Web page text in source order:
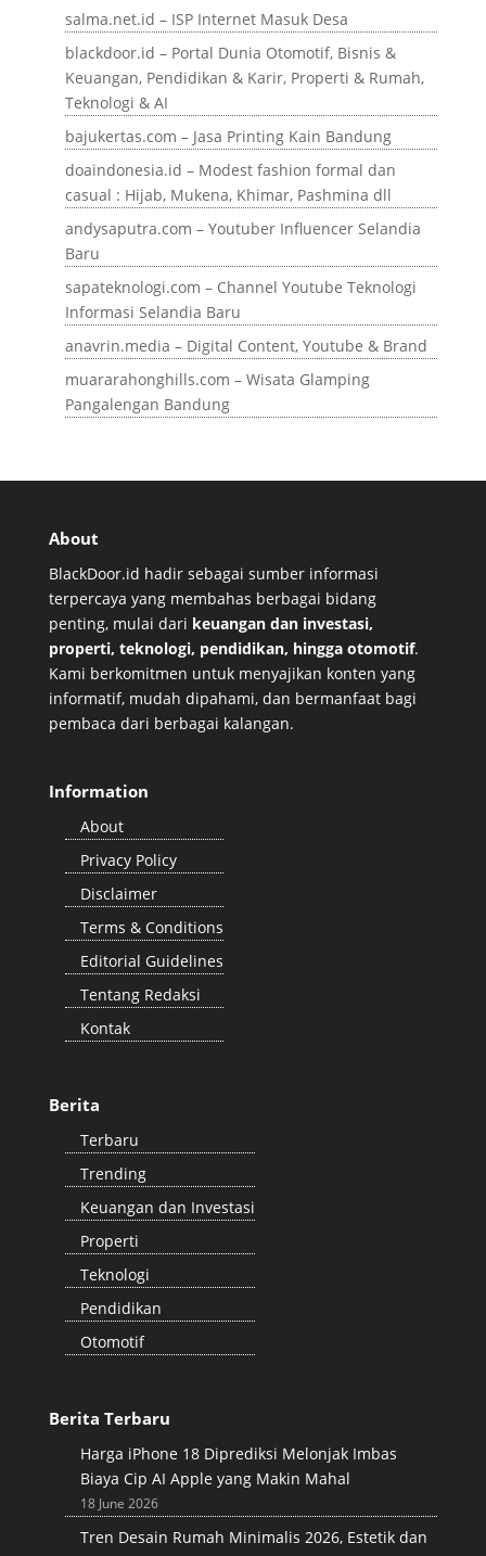
salma.net.id – ISP Internet Masuk Desa
blackdoor.id – Portal Dunia Otomotif, Bisnis &
Keuangan, Pendidikan & Karir, Properti & Rumah,
Teknologi & AI
bajukertas.com – Jasa Printing Kain Bandung
doaindonesia.id – Modest fashion formal dan
casual : Hijab, Mukena, Khimar, Pashmina dll
andysaputra.com – Youtuber Influencer Selandia
Baru
sapateknologi.com – Channel Youtube Teknologi
Informasi Selandia Baru
anavrin.media – Digital Content, Youtube & Brand
muararahonghills.com – Wisata Glamping
Pangalengan Bandung
About
BlackDoor.id hadir sebagai sumber informasi
terpercaya yang membahas berbagai bidang
penting, mulai dari keuangan dan investasi,
properti, teknologi, pendidikan, hingga otomotif.
Kami berkomitmen untuk menyajikan konten yang
informatif, mudah dipahami, dan bermanfaat bagi
pembaca dari berbagai kalangan.
Information
About
Privacy Policy
Disclaimer
Terms & Conditions
Editorial Guidelines
Tentang Redaksi
Kontak
Berita
Terbaru
Trending
Keuangan dan Investasi
Properti
Teknologi
Pendidikan
Otomotif
Berita Terbaru
Harga iPhone 18 Diprediksi Melonjak Imbas
Biaya Cip AI Apple yang Makin Mahal
18 June 2026
Tren Desain Rumah Minimalis 2026, Estetik dan